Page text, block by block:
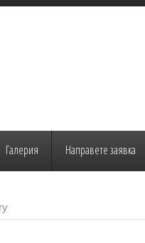
Галерия Направете заявка